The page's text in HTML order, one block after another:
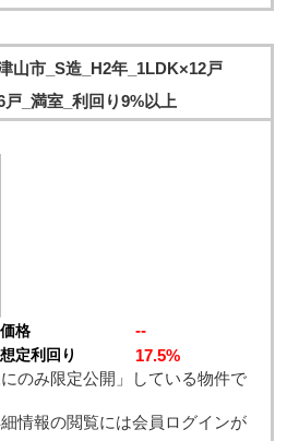
山市_S造_H2年_1LDK×12戸
戸_満室_利回り9%以上
価格 --
想定利回り
17.5%
のみ限定公開」している物件で
情報の閲覧には会員ログインが